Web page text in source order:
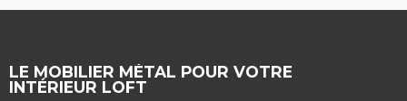
LE MOBILIER MÉTAL POUR VOTRE
INTÉRIEUR LOFT